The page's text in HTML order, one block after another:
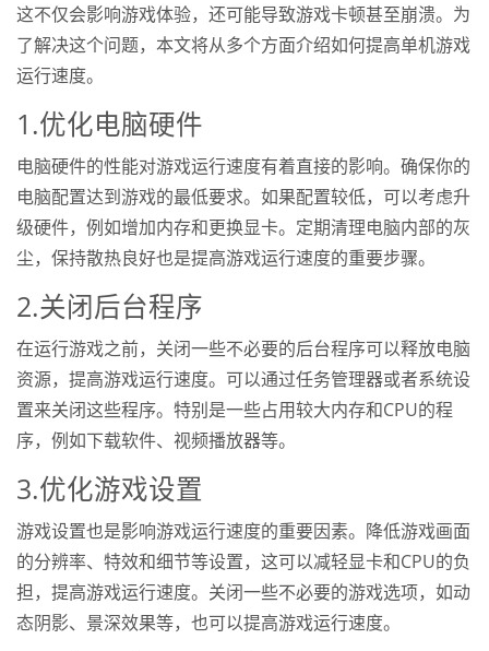
这不仅会影响游戏体验，还可能导致游戏卡顿甚至崩溃。为
了解决这个问题，本文将从多个方面介绍如何提高单机游戏
运行速度。
1.优化电脑硬件
电脑硬件的性能对游戏运行速度有着直接的影响。确保你的
电脑配置达到游戏的最低要求。如果配置较低，可以考虑升
级硬件，例如增加内存和更换显卡。定期清理电脑内部的灰
尘，保持散热良好也是提高游戏运行速度的重要步骤。
2.关闭后台程序
在运行游戏之前，关闭一些不必要的后台程序可以释放电脑
资源，提高游戏运行速度。可以通过任务管理器或者系统设
置来关闭这些程序。特别是一些占用较大内存和CPU的程
序，例如下载软件、视频播放器等。
3.优化游戏设置
游戏设置也是影响游戏运行速度的重要因素。降低游戏画面
的分辨率、特效和细节等设置，这可以减轻显卡和CPU的负
担，提高游戏运行速度。关闭一些不必要的游戏选项，如动
态阴影、景深效果等，也可以提高游戏运行速度。